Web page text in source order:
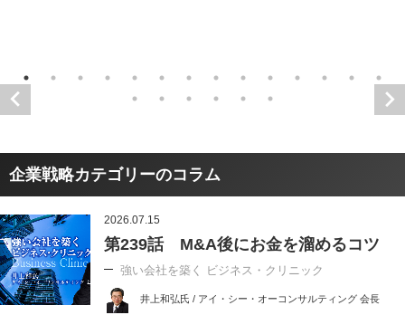
企業戦略カテゴリーのコラム
2026.07.15
第239話 M&A後にお金を溜めるコツ
強い会社を築く ビジネス・クリニック
井上和弘氏 / アイ・シー・オーコンサルティング 会長